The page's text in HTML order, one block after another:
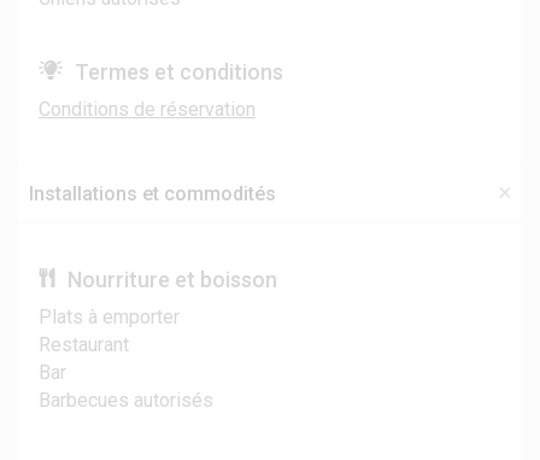
Termes et conditions
Conditions de réservation
Installations et commodités
Nourriture et boisson
Plats à emporter
Restaurant
Bar
Barbecues autorisés